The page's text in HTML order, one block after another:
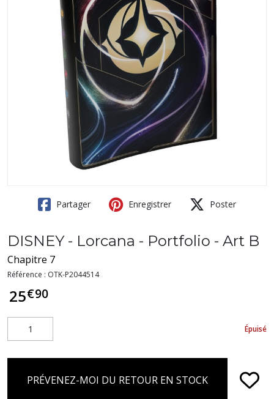
Partager Enregistrer Poster
DISNEY - Lorcana - Portfolio - Art B
Chapitre 7
Référence : OTK-P2044514
25€90
Épuisé
PRÉVENEZ-MOI DU RETOUR EN STOCK